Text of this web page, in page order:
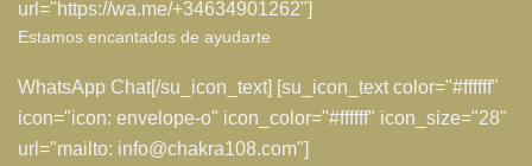
url="https://wa.me/+34634901262"]
Estamos encantados de ayudarte
WhatsApp Chat[/su_icon_text] [su_icon_text color="#ffffff"
icon="icon: envelope-o" icon_color="#ffffff" icon_size="28"
url="mailto: info@chakra108.com"]